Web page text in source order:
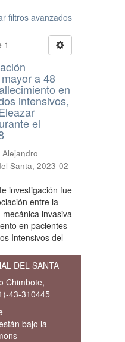
filtros avanzados
1
a 48
en
intensivos,
el
Santa, 2023-02-
investigación fue
entre la
invasiva
en pacientes
Intensivos del
DEL SANTA
Chimbote,
43-310445
bajo la